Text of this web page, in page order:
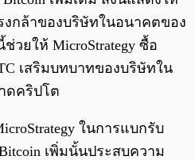
งกล้าของบริษัทในอนาคตของ
วยให้ MicroStrategy ซื้อ
เสริมบทบาทของบริษัทใน
ดคริปโต
ในการแบกรับ
เพิ่มนั้นประสบความ